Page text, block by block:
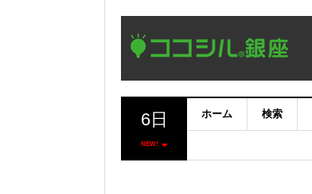
6日
NEW!
ホーム 検索